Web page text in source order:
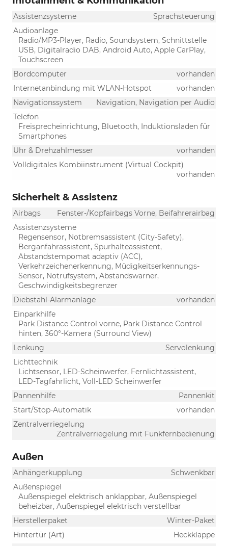
Assistenzsysteme
Sprachsteuerung
Audioanlage
Radio/MP3-Player, Radio, Soundsystem, Schnittstelle
USB, Digitalradio DAB, Android Auto, Apple CarPlay,
Touchscreen
Bordcomputer
vorhanden
Internetanbindung mit WLAN-Hotspot
vorhanden
Navigationssystem
Navigation, Navigation per Audio
Telefon
Freisprecheinrichtung, Bluetooth, Induktionsladen für
Smartphones
Uhr & Drehzahlmesser
vorhanden
Volldigitales Kombiinstrument (Virtual Cockpit)
vorhanden
Sicherheit & Assistenz
Airbags
Fenster-/Kopfairbags Vorne, Beifahrerairbag
Assistenzsysteme
Regensensor, Notbremsassistent (City-Safety),
Berganfahrassistent, Spurhalteassistent,
Abstandstempomat adaptiv (ACC),
Verkehrzeichenerkennung, Müdigkeitserkennungs-
Sensor, Notrufsystem, Abstandswarner,
Geschwindigkeitsbegrenzer
Diebstahl-Alarmanlage
vorhanden
Einparkhilfe
Park Distance Control vorne, Park Distance Control
hinten, 360°-Kamera (Surround View)
Lenkung
Servolenkung
Lichttechnik
Lichtsensor, LED-Scheinwerfer, Fernlichtassistent,
LED-Tagfahrlicht, Voll-LED Scheinwerfer
Pannenhilfe
Pannenkit
Start/Stop-Automatik
vorhanden
Zentralverriegelung
Zentralverriegelung mit Funkfernbedienung
Außen
Anhängerkupplung
Schwenkbar
Außenspiegel
Außenspiegel elektrisch anklappbar, Außenspiegel
beheizbar, Außenspiegel elektrisch verstellbar
Herstellerpaket
Winter-Paket
Hintertür (Art)
Heckklappe